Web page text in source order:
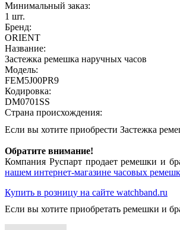
Минимальный заказ:
1 шт.
Бренд:
ORIENT
Название:
Застежка ремешка наручных часов
Модель:
FEM5J00PR9
Кодировка:
DM0701SS
Страна происхождения:
Если вы хотите приобрести Застежка
Обратите внимание!
Компания Руспарт продает ремешки и
нашем интернет-магазине часовых
Купить в розницу на сайте watchband.ru
Если вы хотите приобретать ремешки и